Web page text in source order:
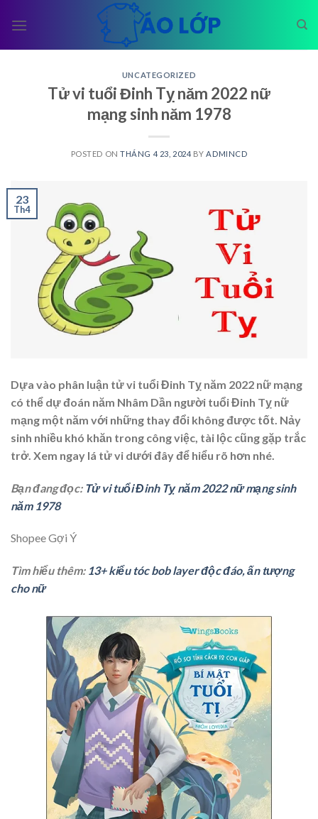
UNCATEGORIZED
Tử vi tuổi Đinh Tỵ năm 2022 nữ
mạng sinh năm 1978
POSTED ONTHÁNG 4 23, 2024 BY ADMINCD
23
Th4
Dựa vào phân luận tử vi tuổi Đinh Tỵ năm 2022 nữ mạng
có thể dự đoán năm Nhâm Dần người tuổi Đinh Tỵ nữ
mạng một năm với những thay đổi không được tốt. Nảy
sinh nhiều khó khăn trong công việc, tài lộc cũng gặp trắc
trở. Xem ngay lá tử vi dưới đây để hiểu rõ hơn nhé.
Bạn đang đọc: Tử vi tuổi Đinh Tỵ năm 2022 nữ mạng sinh
năm 1978
Shopee Gợi Ý
Tìm hiểu thêm: 13+ kiểu tóc bob layer độc đáo, ấn tượng
cho nữ